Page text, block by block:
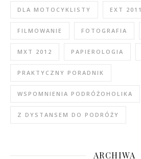
DLA MOTOCYKLISTY EXT 2011
FILMOWANIE FOTOGRAFIA
MXT 2012 PAPIEROLOGIA
PRAKTYCZNY PORADNIK
WSPOMNIENIA PODRÓŻOHOLIKA
Z DYSTANSEM DO PODRÓŻY
ARCHIWA